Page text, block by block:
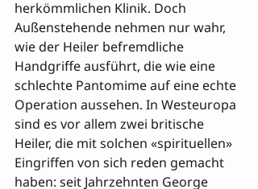
herkömmlichen Klinik. Doch
Außenstehende nehmen nur wahr,
wie der Heiler befremdliche
Handgriffe ausführt, die wie eine
schlechte Pantomime auf eine echte
Operation aussehen. In Westeuropa
sind es vor allem zwei britische
Heiler, die mit solchen «spirituellen»
Eingriffen von sich reden gemacht
haben: seit Jahrzehnten George